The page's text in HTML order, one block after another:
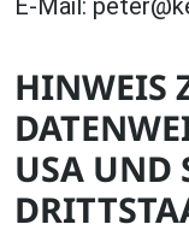
HINWEIS
USA UND